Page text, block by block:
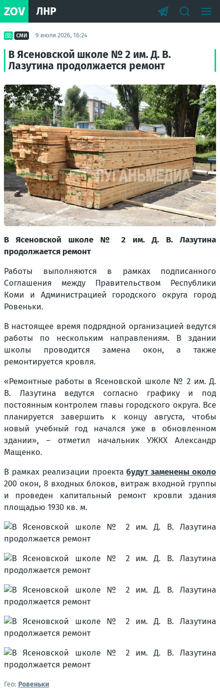
ZOV ЛНР
СМИ 9 июля 2026, 16:24
В Ясеновской школе № 2 им. Д. В.
Лазутина продолжается ремонт
В Ясеновской школе № 2 им. Д. В. Лазутина
продолжается ремонт
Работы выполняются в рамках подписанного
Соглашения между Правительством Республики
Коми и Администрацией городского округа город
Ровеньки.
В настоящее время подрядной организацией ведутся
работы по нескольким направлениям. В здании
школы проводится замена окон, а также
ремонтируется кровля.
«Ремонтные работы в Ясеновской школе № 2 им. Д.
В. Лазутина ведутся согласно графику и под
постоянным контролем главы городского округа. Все
планируется завершить к концу августа, чтобы
новый учебный год начался уже в обновленном
здании», – отметил начальник УЖКХ Александр
Мащенко.
В рамках реализации проектабудут заменены около
200 окон, 8 входных блоков, витраж входной группы
и проведен капитальный ремонт кровли здания
площадью 1930 кв. м.
Гео: Ровеньки